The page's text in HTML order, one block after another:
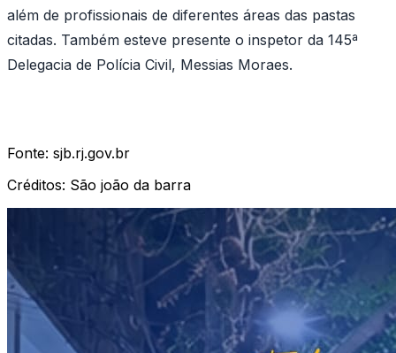
além de profissionais de diferentes áreas das pastas
citadas. Também esteve presente o inspetor da 145ª
Delegacia de Polícia Civil, Messias Moraes.
Fonte: sjb.rj.gov.br
Créditos: São joão da barra